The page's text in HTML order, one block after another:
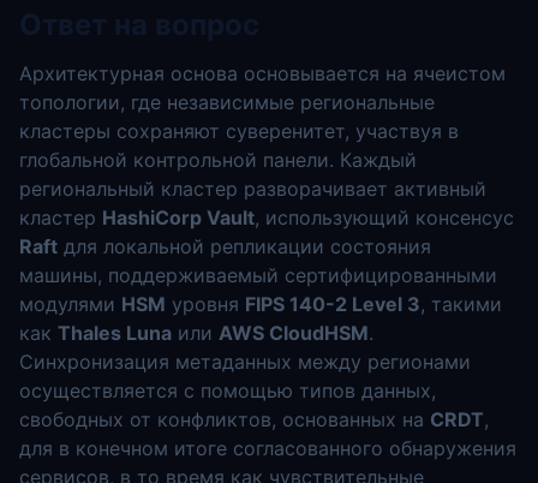
Ответ на вопрос
Архитектурная основа основывается на ячеистом
топологии, где независимые региональные
кластеры сохраняют суверенитет, участвуя в
глобальной контрольной панели. Каждый
региональный кластер разворачивает активный
кластер HashiCorp Vault, использующий консенсус
Raft для локальной репликации состояния
машины, поддерживаемый сертифицированными
модулями HSM уровня FIPS 140-2 Level 3, такими
как Thales Luna или AWS CloudHSM.
Синхронизация метаданных между регионами
осуществляется с помощью типов данных,
свободных от конфликтов, основанных на CRDT,
для в конечном итоге согласованного обнаружения
сервисов, в то время как чувствительные